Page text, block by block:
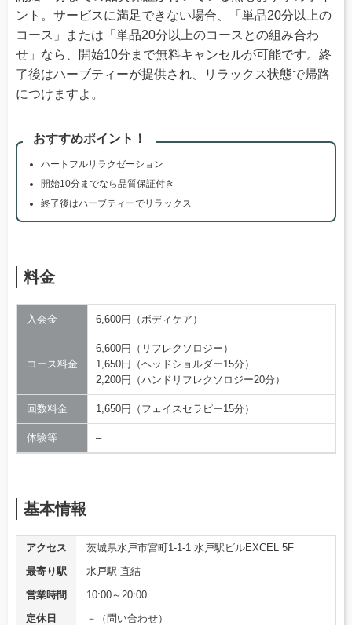
ント。サービスに満足できない場合、「単品20分以上の
コース」または「単品20分以上のコースとの組み合わ
せ」なら、開始10分まで無料キャンセルが可能です。終
了後はハーブティーが提供され、リラックス状態で帰路
につけますよ。
おすすめポイント！
ハートフルリラクゼーション
開始10分までなら品質保証付き
終了後はハーブティーでリラックス
料金
入会金 6,600円（ボディケア）
コース料金
6,600円（リフレクソロジー）
1,650円（ヘッドショルダー15分）
2,200円（ハンドリフレクソロジー20分）
回数料金 1,650円（フェイスセラピー15分）
体験等 –
基本情報
アクセス
茨城県水戸市宮町1-1-1 水戸駅ビルEXCEL 5F
最寄り駅
水戸駅 直結
営業時間
10:00～20:00
定休日
－（問い合わせ）